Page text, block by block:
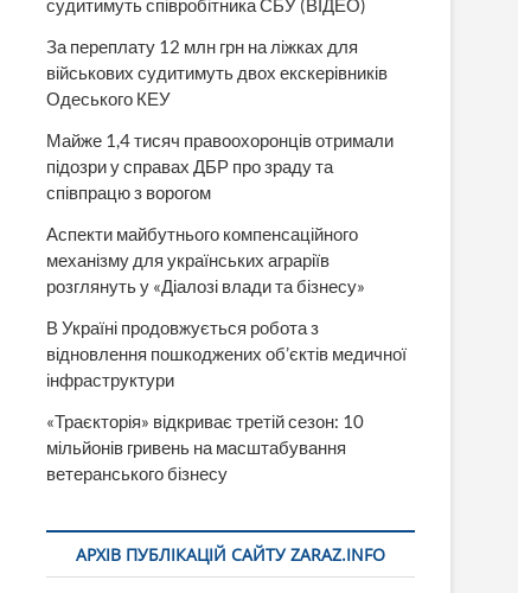
судитимуть співробітника СБУ (ВІДЕО)
За переплату 12 млн грн на ліжках для
військових судитимуть двох екскерівників
Одеського КЕУ
Майже 1,4 тисяч правоохоронців отримали
підозри у справах ДБР про зраду та
співпрацю з ворогом
Аспекти майбутнього компенсаційного
механізму для українських аграріїв
розглянуть у «Діалозі влади та бізнесу»
В Україні продовжується робота з
відновлення пошкоджених об’єктів медичної
інфраструктури
«Траєкторія» відкриває третій сезон: 10
мільйонів гривень на масштабування
ветеранського бізнесу
АРХІВ ПУБЛІКАЦІЙ САЙТУ ZARAZ.INFO